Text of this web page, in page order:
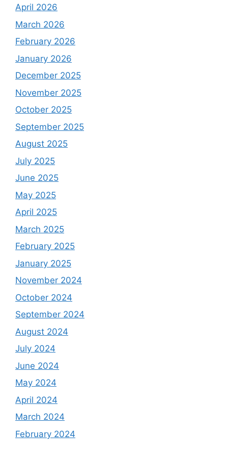
April 2026
March 2026
February 2026
January 2026
December 2025
November 2025
October 2025
September 2025
August 2025
July 2025
June 2025
May 2025
April 2025
March 2025
February 2025
January 2025
November 2024
October 2024
September 2024
August 2024
July 2024
June 2024
May 2024
April 2024
March 2024
February 2024